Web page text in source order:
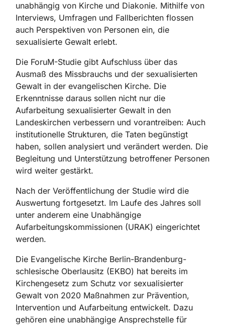
unabhängig von Kirche und Diakonie. Mithilfe von
Interviews, Umfragen und Fallberichten flossen
auch Perspektiven von Personen ein, die
sexualisierte Gewalt erlebt.
Die ForuM-Studie gibt Aufschluss über das
Ausmaß des Missbrauchs und der sexualisierten
Gewalt in der evangelischen Kirche. Die
Erkenntnisse daraus sollen nicht nur die
Aufarbeitung sexualisierter Gewalt in den
Landeskirchen verbessern und vorantreiben: Auch
institutionelle Strukturen, die Taten begünstigt
haben, sollen analysiert und verändert werden. Die
Begleitung und Unterstützung betroffener Personen
wird weiter gestärkt.
Nach der Veröffentlichung der Studie wird die
Auswertung fortgesetzt. Im Laufe des Jahres soll
unter anderem eine Unabhängige
Aufarbeitungskommissionen (URAK) eingerichtet
werden.
Die Evangelische Kirche Berlin-Brandenburg-
schlesische Oberlausitz (EKBO) hat bereits im
Kirchengesetz zum Schutz vor sexualisierter
Gewalt von 2020 Maßnahmen zur Prävention,
Intervention und Aufarbeitung entwickelt. Dazu
gehören eine unabhängige Ansprechstelle für